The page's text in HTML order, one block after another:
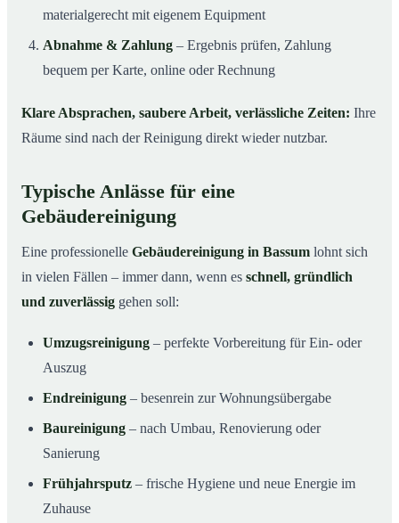
materialgerecht mit eigenem Equipment
Abnahme & Zahlung – Ergebnis prüfen, Zahlung
bequem per Karte, online oder Rechnung
Klare Absprachen, saubere Arbeit, verlässliche Zeiten: Ihre
Räume sind nach der Reinigung direkt wieder nutzbar.
Typische Anlässe für eine
Gebäudereinigung
Eine professionelle Gebäudereinigung in Bassum lohnt sich
in vielen Fällen – immer dann, wenn es schnell, gründlich
und zuverlässig gehen soll:
Umzugsreinigung – perfekte Vorbereitung für Ein- oder
Auszug
Endreinigung – besenrein zur Wohnungsübergabe
Baureinigung – nach Umbau, Renovierung oder
Sanierung
Frühjahrsputz – frische Hygiene und neue Energie im
Zuhause